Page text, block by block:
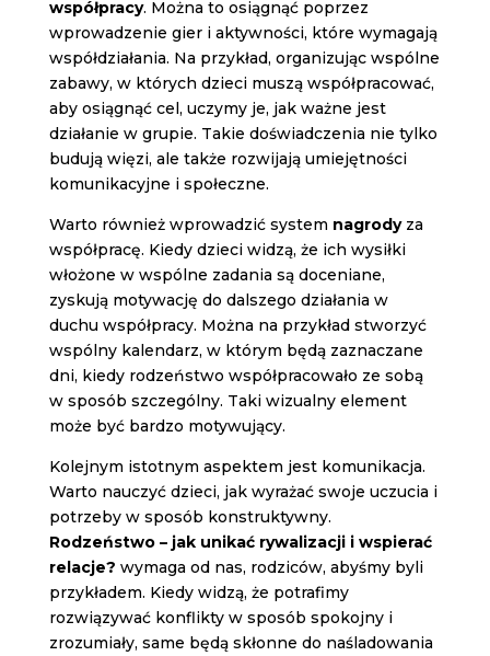
współpracy. Można to osiągnąć poprzez
wprowadzenie gier i aktywności, które wymagają
współdziałania. Na przykład, organizując wspólne
zabawy, w których dzieci muszą współpracować,
aby osiągnąć cel, uczymy je, jak ważne jest
działanie w grupie. Takie doświadczenia nie tylko
budują więzi, ale także rozwijają umiejętności
komunikacyjne i społeczne.
Warto również wprowadzić system nagrodyza
współpracę. Kiedy dzieci widzą, że ich wysiłki
włożone w wspólne zadania są doceniane,
zyskują motywację do dalszego działania w
duchu współpracy. Można na przykład stworzyć
wspólny kalendarz, w którym będą zaznaczane
dni, kiedy rodzeństwo współpracowało ze sobą
w sposób szczególny. Taki wizualny element
może być bardzo motywujący.
Kolejnym istotnym aspektem jest komunikacja.
Warto nauczyć dzieci, jak wyrażać swoje uczucia i
potrzeby w sposób konstruktywny.
Rodzeństwo – jak unikać rywalizacji i wspierać
relacje? wymaga od nas, rodziców, abyśmy byli
przykładem. Kiedy widzą, że potrafimy
rozwiązywać konflikty w sposób spokojny i
zrozumiały, same będą skłonne do naśladowania